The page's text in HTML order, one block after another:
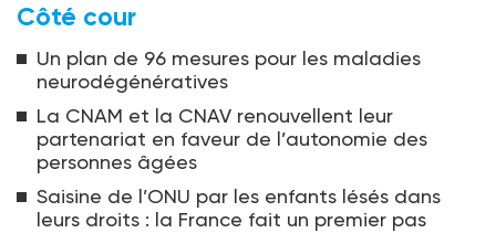
Côté cour
Un plan de 96 mesures pour les maladies
neurodégénératives
La CNAM et la CNAV renouvellent leur
partenariat en faveur de l’autonomie des
personnes âgées
Saisine de l’ONU par les enfants lésés dans
leurs droits : la France fait un premier pas